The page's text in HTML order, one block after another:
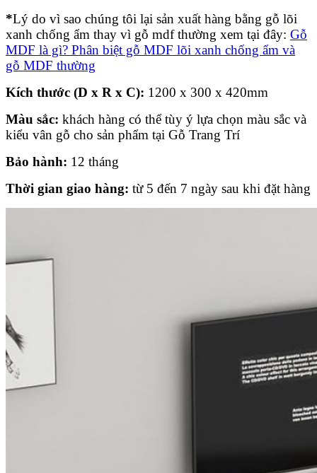
*Lý do vì sao chúng tôi lại sản xuất hàng bằng gỗ lõi
xanh chống ẩm thay vì gỗ mdf thường xem tại đây: Gỗ
MDF là gì? Phân biệt gỗ MDF lõi xanh chống ẩm và
gỗ MDF thường
Kích thước (D x R x C): 1200 x 300 x 420mm
Màu sắc: khách hàng có thể tùy ý lựa chọn màu sắc và
kiểu vân gỗ cho sản phẩm tại Gỗ Trang Trí
Bảo hành: 12 tháng
Thời gian giao hàng: từ 5 đến 7 ngày sau khi đặt hàng